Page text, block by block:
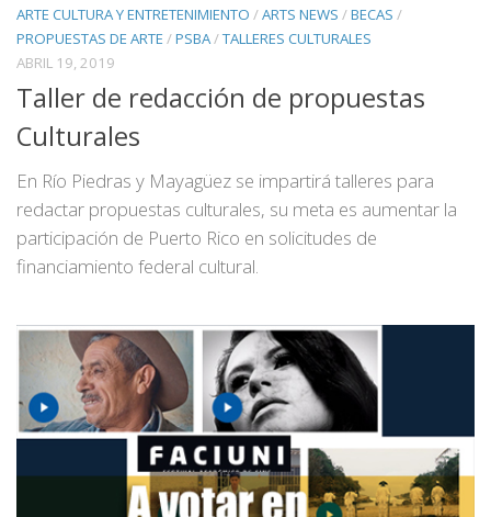
ARTE CULTURA Y ENTRETENIMIENTO /ARTS NEWS /BECAS /
PROPUESTAS DE ARTE /PSBA/TALLERES CULTURALES
ABRIL 19, 2019
Taller de redacción de propuestas
Culturales
En Río Piedras y Mayagüez se impartirá talleres para
redactar propuestas culturales, su meta es aumentar la
participación de Puerto Rico en solicitudes de
financiamiento federal cultural.